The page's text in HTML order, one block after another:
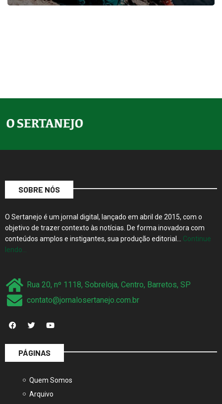
SOBRE NÓS
O Sertanejo é um jornal digital, lançado em abril de 2015, com o
objetivo de trazer contexto às notícias. De forma inovadora com
conteúdos amplos e instigantes, sua produção editorial… Continue
lendo…
Rua 20, nº 1118, Sobreloja, Centro, Barretos, SP
contato@jornalosertanejo.com.br
PÁGINAS
Quem Somos
Arquivo